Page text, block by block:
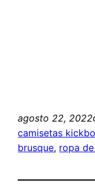
agosto 22, 2022
camisetas
brusque, ropa